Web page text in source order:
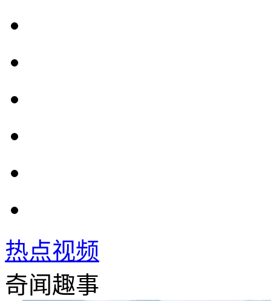
热点视频
奇闻趣事